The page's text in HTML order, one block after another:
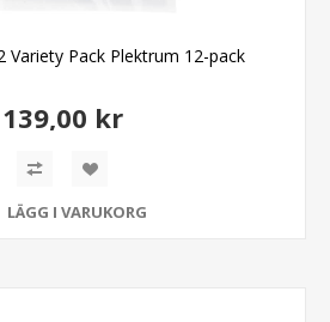
Variety Pack Plektrum 12-pack
139,00 kr
LÄGG I VARUKORG